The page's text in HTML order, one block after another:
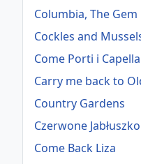
Columbia, The
Cockles and
Come Porti i
Carry me back to
Country Gardens
Czerwone Jabłuszko
Come Back Liza